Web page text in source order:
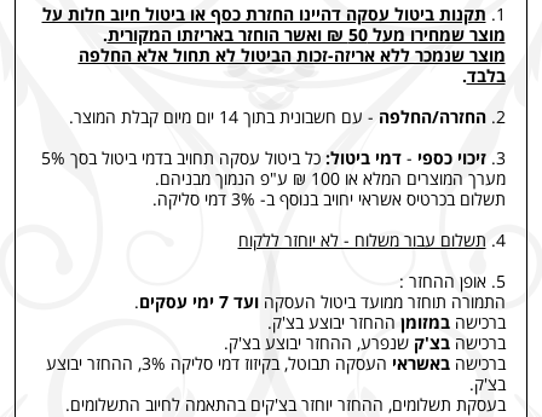
1. תקנות ביטול עסקה דהיינו החזרת כסף או ביטול חיוב חלות על
מוצר שמחירו מעל 50 ₪ ואשר הוחזר באריזתו המקורית
.
מוצר שנמכר ללא אריזה-זכות הביטול לא תחול אלא החלפה
בלבד.
2. החזרה/החלפה - עם חשבונית בתוך 14 יום מיום קבלת המוצר.
3. זיכוי כספי -דמי ביטול:
כל ביטול עסקה תחויב בדמי ביטול בסך 5%
מערך המוצרים המלא או 100 ₪ ע"פ הנמוך מבניהם.
תשלום בכרטיס אשראי יחויב בנוסף ב- 3% דמי סליקה.
4. תשלום עבור משלוח - לא יוחזר ללקוח
5. אופן ההחזר :
התמורה תוחזר ממועד ביטול העסקהועד 7 ימי עסקים
.
ברכישה במזומן ההחזר יבוצע בצ'ק.
ברכישה בצ'ק שנפרע, ההחזר יבוצע בצ'ק.
ברכישה באשראי
העסקה תבוטל, בקיזוז דמי סליקה 3%, ההחזר יבוצע
בצ'ק.
בעסקת תשלומים, ההחזר יוחזר בצ'קים בהתאמה לחיוב התשלומים.